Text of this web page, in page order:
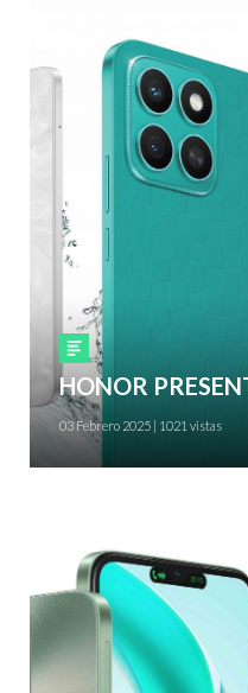
Smartphones
HONOR
03 Febrero 2025 | 1021 vistas